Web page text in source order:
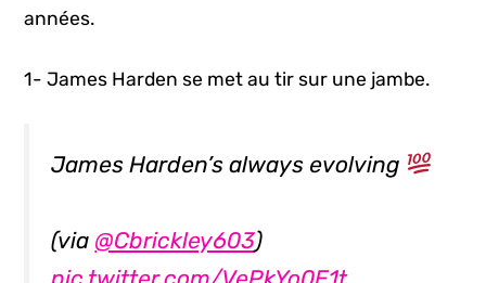
années.
1- James Harden se met au tir sur une jambe.
James Harden’s always evolving
(via @Cbrickley603)